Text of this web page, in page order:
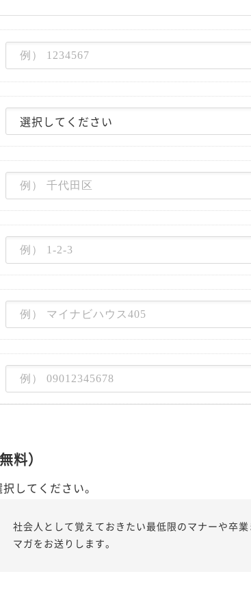
料）
してください。
社会人として覚えておきたい最低限のマナーや卒
マガをお送りします。